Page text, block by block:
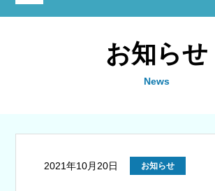
開
閉
お知らせ
News
2021年10月20日 お知らせ